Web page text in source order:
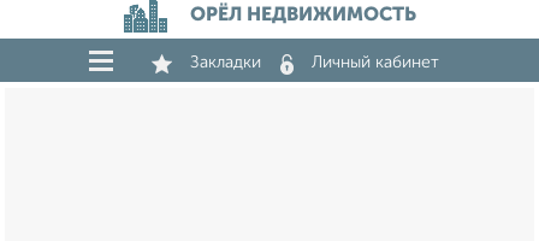
ОРЁЛ НЕДВИЖИМОСТЬ
Закладки Личный кабинет